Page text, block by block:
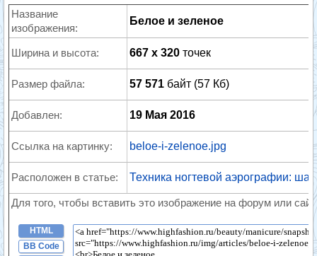
Название
изображения:
Белое и зеленое
Ширина и высота: 667 x 320 точек
Размер файла: 57 571 байт (57 Кб)
Добавлен: 19 Мая 2016
Ссылка на картинку: beloe-i-zelenoe.jpg
Расположен в статье: Техника ногтевой аэрографии:
Для того, чтобы вставить это изображение на форум или
HTML
BB Code